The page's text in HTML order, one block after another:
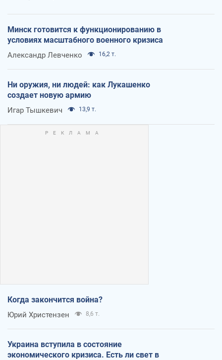
Минск готовится к функционированию в
условиях масштабного военного кризиса
Александр Левченко 16,2 т.
Ни оружия, ни людей: как Лукашенко
создает новую армию
Игар Тышкевич 13,9 т.
Когда закончится война?
Юрий Христензен 8,6 т.
Украина вступила в состояние
экономического кризиса. Есть ли свет в